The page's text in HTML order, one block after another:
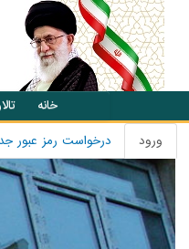
انتقال به محتوای اصلی
خانه
تب های اصلی
ورود
فعال)
درخواست رمز عبور